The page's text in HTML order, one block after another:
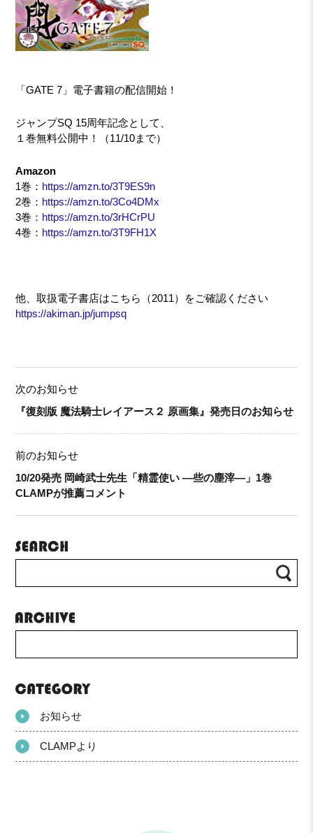
「GATE 7」電子書籍の配信開始！
ジャンプSQ 15周年記念として、
１巻無料公開中！（11/10まで）
Amazon
1巻： https://amzn.to/3T9ES9n
2巻： https://amzn.to/3Co4DMx
3巻： https://amzn.to/3rHCrPU
4巻： https://amzn.to/3T9FH1X
他、取扱電子書店はこちら（2011）をご確認ください
https://akiman.jp/jumpsq
次のお知らせ
『復刻版 魔法騎士レイアース２ 原画集』発売日のお知らせ
前のお知らせ
10/20発売 岡崎武士先生「精霊使い ―些の塵滓―」1巻
CLAMPが推薦コメント
お知らせ
CLAMPより